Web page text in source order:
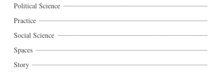
Political Science
Practice
Social Science
Spaces
Story